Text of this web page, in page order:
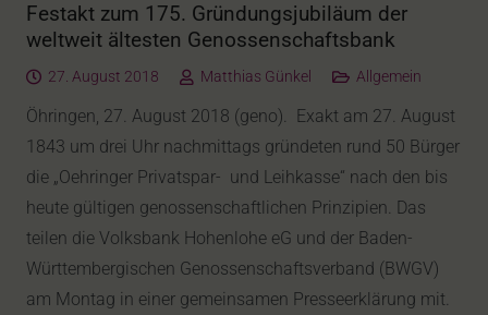
Festakt zum 175. Gründungsjubiläum der
weltweit ältesten Genossenschaftsbank
27. August 2018 Matthias Günkel Allgemein
Öhringen, 27. August 2018 (geno). Exakt am 27. August
1843 um drei Uhr nachmittags gründeten rund 50 Bürger
die „Oehringer Privatspar- und Leihkasse“ nach den bis
heute gültigen genossenschaftlichen Prinzipien. Das
teilen die Volksbank Hohenlohe eG und der Baden-
Württembergischen Genossenschaftsverband (BWGV)
am Montag in einer gemeinsamen Presseerklärung mit.